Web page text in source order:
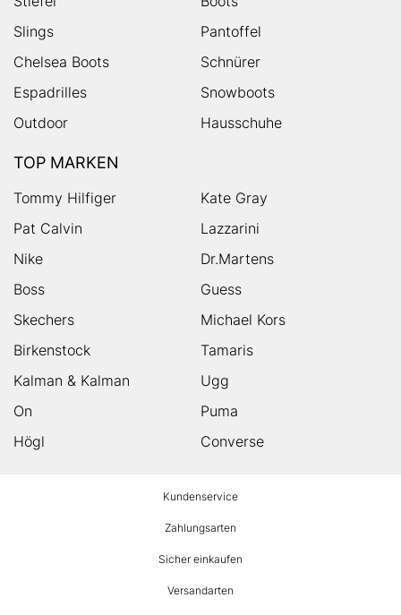
Slings
Pantoffel
Chelsea Boots
Schnürer
Espadrilles
Snowboots
Outdoor
Hausschuhe
TOP MARKEN
Tommy Hilfiger
Kate Gray
Pat Calvin
Lazzarini
Nike
Dr.Martens
Boss
Guess
Skechers
Michael Kors
Birkenstock
Tamaris
Kalman & Kalman
Ugg
On
Puma
Högl
Converse
Kundenservice
Zahlungsarten
Sicher einkaufen
Versandarten